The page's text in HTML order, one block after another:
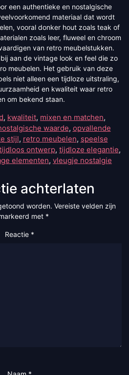
een authentieke en nostalgische
materiaal dat wordt
vooral donker hout zoals teak of
zoals leer, fluweel en chroom
van retro meubelstukken.
aan de vintage look en feel die zo
meubelen. Het gebruik van deze
niet alleen een tijdloze uitstraling,
en kwaliteit waar retro
om bekend staan.
, kwaliteit, mixen en matchen,
waarde, opvallende
stijl, retro meubelen, speelse
ontwerp, tijdloze elegantie,
elementen, vleugje nostalgie
achterlaten
worden. Vereiste velden zijn
met *
Reactie *